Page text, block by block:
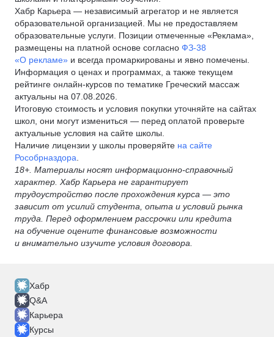
Хабр Карьера — независимый агрегатор и не является
образовательной организацией. Мы не предоставляем
образовательные услуги. Позиции отмеченные «Реклама»,
размещены на платной основе согласно ФЗ-38
«О рекламе» и всегда промаркированы и явно помечены.
Информация о ценах и программах, а также текущем
рейтинге онлайн-курсов по тематике Греческий массаж
актуальны на 07.08.2026.
Итоговую стоимость и условия покупки уточняйте на сайтах
школ, они могут измениться — перед оплатой проверьте
актуальные условия на сайте школы.
Наличие лицензии у школы проверяйте на сайте
Рособрназдора
18+. Материалы носят информационно-справочный
характер. Хабр Карьера не гарантирует
трудоустройство после прохождения курса — это
зависит от усилий студента, опыта и условий рынка
труда. Перед оформлением рассрочки или кредита
на обучение оцените финансовые возможности
и внимательно изучите условия договора.
Хабр
Q&A
Карьера
Курсы